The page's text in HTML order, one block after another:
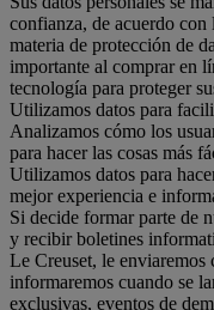
confianza, de acuerdo
materia de protección de
importante al comprar en
tecnología para proteger
Utilizamos datos para
Analizamos cómo los
para hacer las cosas más
Utilizamos datos para
mejor experiencia e
Si decide formar parte de
y recibir boletines
Le Creuset, le enviaremos
informaremos cuando se
exclusivas, eventos de